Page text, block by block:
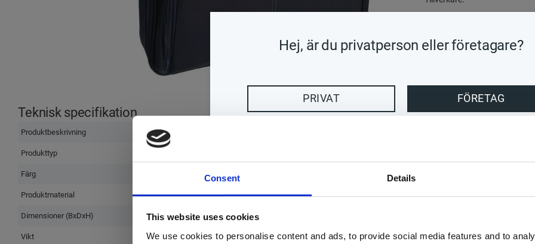
Consent Details
This website uses cookies
We use cookies to personalise content and ads, to provide social media features and to
Teknisk specifikation
Produktbeskrivning
Produkttyp
Färg Svart
Produktmaterial Polyester
Dimensioner (BxDxH)
Vikt 650 g
Hej, är du privatperson eller företagare?
PRIVAT FÖRETAG